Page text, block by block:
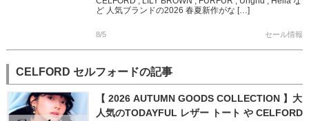
ど 人気ブランドの2026 春夏新作がな […]
8/5 セール情報
CELFORD セルフォードの記事
【 2026 AUTUMN GOODS COLLECTION 】大
人気のTODAYFUL レザー トート や CELFORD